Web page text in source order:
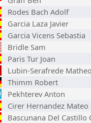
Rodes Bach Adolf
Garcia Laza Javier
Garcia Vicens Sebastia
Bridle Sam
Paris Tur Joan
Lubin-Serafrede Matheo
Thimm Robert
Pekhterev Anton
Cirer Hernandez Mateo
Bascunana Del Castillo